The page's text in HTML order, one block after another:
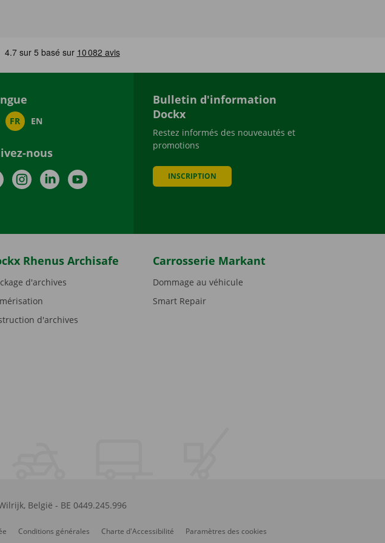
FR EN
nous
FacebookInstagramLinkedInYouTube
Bulletin d'information
Dockx
Restez informés des nouveautés et
promotions
INSCRIPTION
Rhenus Archisafe
d'archives
d'archives
Carrosserie Markant
Dommage au véhicule
Smart Repair
, België - BE 0449.245.996
Conditions générales Charte d'Accessibilité Paramètres des cookies